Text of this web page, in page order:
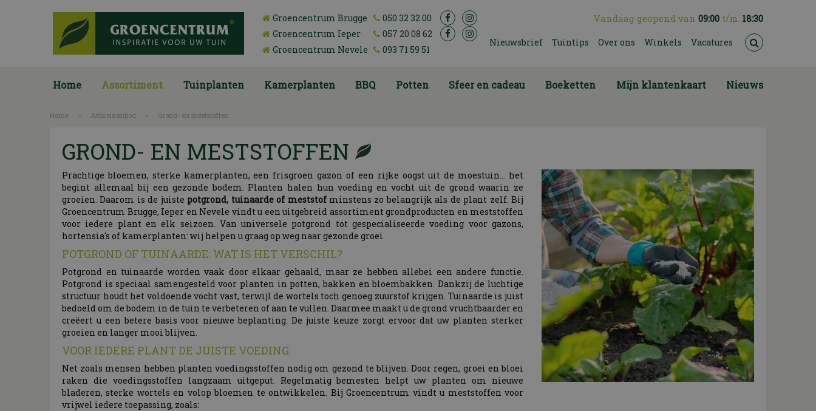
Home > Artikelaanbod > Grond- en meststoffen
Vandaag geopend van 09:00 t/m. 18:30
Groencentrum Brugge
050 32 32 00
Groencentrum Ieper
057 20 08 62
Groencentrum Nevele
093 71 59 51
Nieuwsbrief Tuintips Over ons Winkels Vacatures
Home Assortiment Tuinplanten Kamerplanten BBQ Potten Sfeer en cadeau Boeketten Mijn klantenkaart Nieuws
GROND- EN MESTSTOFFEN
Prachtige bloemen, sterke kamerplanten, een frisgroen gazon of een rijke oogst uit de moestuin… het
begint allemaal bij een gezonde bodem. Planten halen hun voeding en vocht uit de grond waarin ze
groeien. Daarom is de juiste potgrond, tuinaarde of meststof minstens zo belangrijk als de plant zelf. Bij
Groencentrum Brugge, Ieper en Nevele vindt u een uitgebreid assortiment grondproducten en meststoffen
voor iedere plant en elk seizoen. Van universele potgrond tot gespecialiseerde voeding voor gazons,
hortensia's of kamerplanten: wij helpen u graag op weg naar gezonde groei.
POTGROND OF TUINAARDE: WAT IS HET VERSCHIL?
Potgrond en tuinaarde worden vaak door elkaar gehaald, maar ze hebben allebei een andere functie.
Potgrond is speciaal samengesteld voor planten in potten, bakken en bloembakken. Dankzij de luchtige
structuur houdt het voldoende vocht vast, terwijl de wortels toch genoeg zuurstof krijgen. Tuinaarde is juist
bedoeld om de bodem in de tuin te verbeteren of aan te vullen. Daarmee maakt u de grond vruchtbaarder en
creëert u een betere basis voor nieuwe beplanting. De juiste keuze zorgt ervoor dat uw planten sterker
groeien en langer mooi blijven.
VOOR IEDERE PLANT DE JUISTE VOEDING
Net zoals mensen hebben planten voedingsstoffen nodig om gezond te blijven. Door regen, groei en bloei
raken die voedingsstoffen langzaam uitgeput. Regelmatig bemesten helpt uw planten om nieuwe
bladeren, sterke wortels en volop bloemen te ontwikkelen. Bij Groencentrum vindt u meststoffen voor
vrijwel iedere toepassing, zoals: